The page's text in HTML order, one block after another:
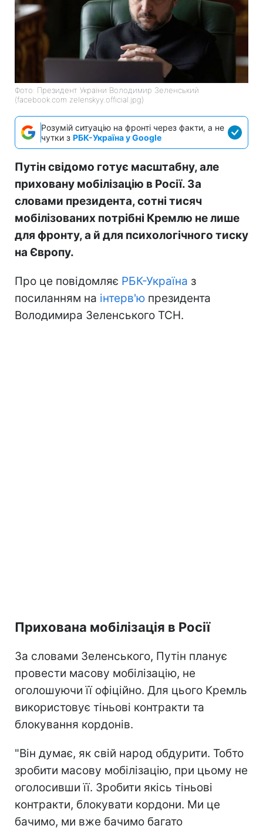
Фото: Президент України Володимир Зеленський
(facebook.com zelenskyy.official.jpg)
Розумій ситуацію на фронті через факти, а не
чутки з РБК-Україна у Google
Путін свідомо готує масштабну, але
приховану мобілізацію в Росії. За
словами президента, сотні тисяч
мобілізованих потрібні Кремлю не лише
для фронту, а й для психологічного тиску
на Європу.
Про це повідомляє РБК-Україна з
посиланням на інтерв'ю президента
Володимира Зеленського ТСН.
Прихована мобілізація в Росії
За словами Зеленського, Путін планує
провести масову мобілізацію, не
оголошуючи її офіційно. Для цього Кремль
використовує тіньові контракти та
блокування кордонів.
"Він думає, як свій народ обдурити. Тобто
зробити масову мобілізацію, при цьому не
оголосивши її. Зробити якісь тіньові
контракти, блокувати кордони. Ми це
бачимо, ми вже бачимо багато